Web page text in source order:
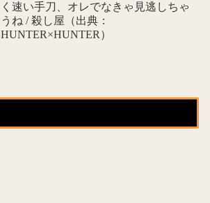
く速い手刀、オレでなきゃ見逃しちゃ
うね / 殺し屋（出典：
HUNTER×HUNTER）